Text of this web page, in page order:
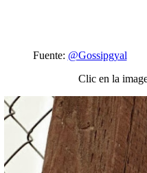
Fuente: @Gossipgyal
Clic en la